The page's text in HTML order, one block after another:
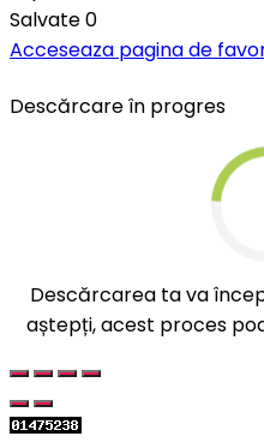
Salvate0
Acceseaza pagina de
Descărcare în progres
Descărcarea ta va
aștepți, acest proces